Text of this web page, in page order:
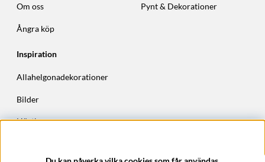
Om oss
Ångra köp
Pynt & Dekorationer
Inspiration
Allahelgonadekorationer
Bilder
Höstkransar